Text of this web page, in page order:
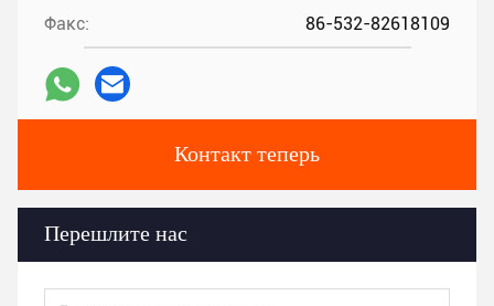
Факс: 86-532-82618109
Контакт теперь
Перешлите нас